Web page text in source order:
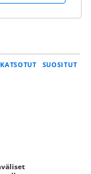
SUOSITUT